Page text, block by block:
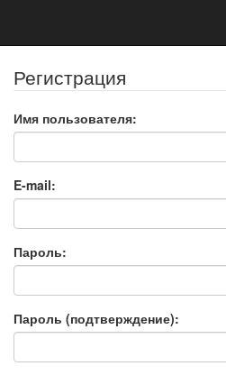
Регистрация
Имя пользователя:
E-mail:
Пароль:
Пароль (подтверждение):